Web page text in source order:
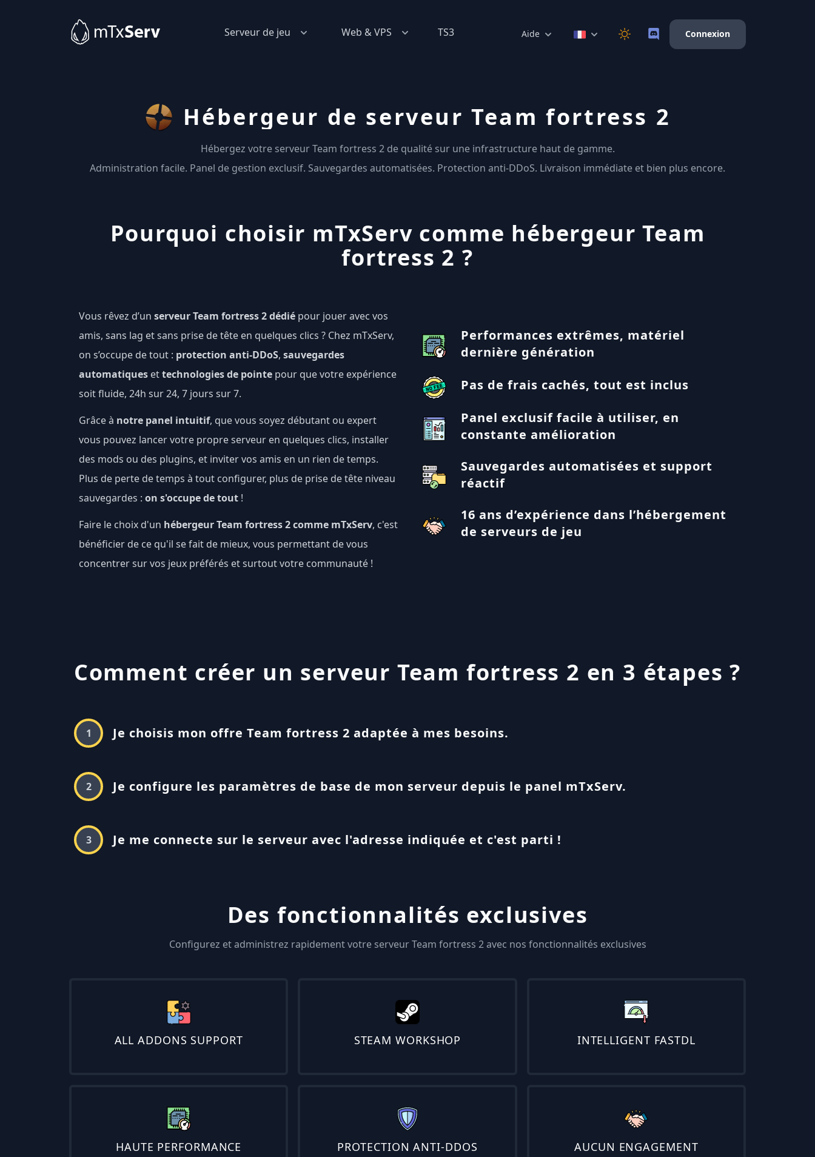
Serveur de jeu Web & VPS TS3 Aide Connexion
Hébergeur de serveur Team fortress 2
Hébergez votre serveur Team fortress 2 de qualité sur une infrastructure haut de gamme.
Administration facile. Panel de gestion exclusif. Sauvegardes automatisées. Protection anti-DDoS. Livraison immédiate et bien plus encore.
Pourquoi choisir mTxServ comme hébergeur Team
fortress 2 ?
Vous rêvez d’un serveur Team fortress 2 dédié pour jouer avec vos
amis, sans lag et sans prise de tête en quelques clics ? Chez mTxServ,
on s’occupe de tout : protection anti-DDoS, sauvegardes
automatiques ettechnologies de pointe pour que votre expérience
soit fluide, 24h sur 24, 7 jours sur 7.
Grâce à notre panel intuitif, que vous soyez débutant ou expert
vous pouvez lancer votre propre serveur en quelques clics, installer
des mods ou des plugins, et inviter vos amis en un rien de temps.
Plus de perte de temps à tout configurer, plus de prise de tête niveau
sauvegardes : on s'occupe de tout !
Faire le choix d'un hébergeur Team fortress 2 comme mTxServ, c'est
bénéficier de ce qu'il se fait de mieux, vous permettant de vous
concentrer sur vos jeux préférés et surtout votre communauté !
Performances extrêmes, matériel
dernière génération
Pas de frais cachés, tout est inclus
Panel exclusif facile à utiliser, en
constante amélioration
Sauvegardes automatisées et support
réactif
16 ans d’expérience dans l’hébergement
de serveurs de jeu
Comment créer un serveur Team fortress 2 en 3 étapes ?
1 Je choisis mon offre Team fortress 2 adaptée à mes besoins.
2 Je configure les paramètres de base de mon serveur depuis le panel mTxServ.
3 Je me connecte sur le serveur avec l'adresse indiquée et c'est parti !
Des fonctionnalités exclusives
Configurez et administrez rapidement votre serveur Team fortress 2 avec nos fonctionnalités exclusives
ALL ADDONS SUPPORT STEAM WORKSHOP INTELLIGENT FASTDL
HAUTE PERFORMANCE PROTECTION ANTI-DDOS AUCUN ENGAGEMENT